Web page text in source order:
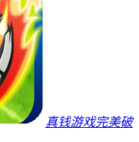
真钱游戏完美破